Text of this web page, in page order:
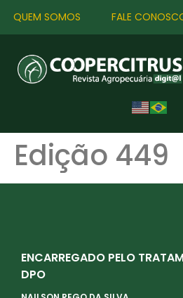
QUEM SOMOS FALE
Edição 449
ENCARREGADO PELO
DPO